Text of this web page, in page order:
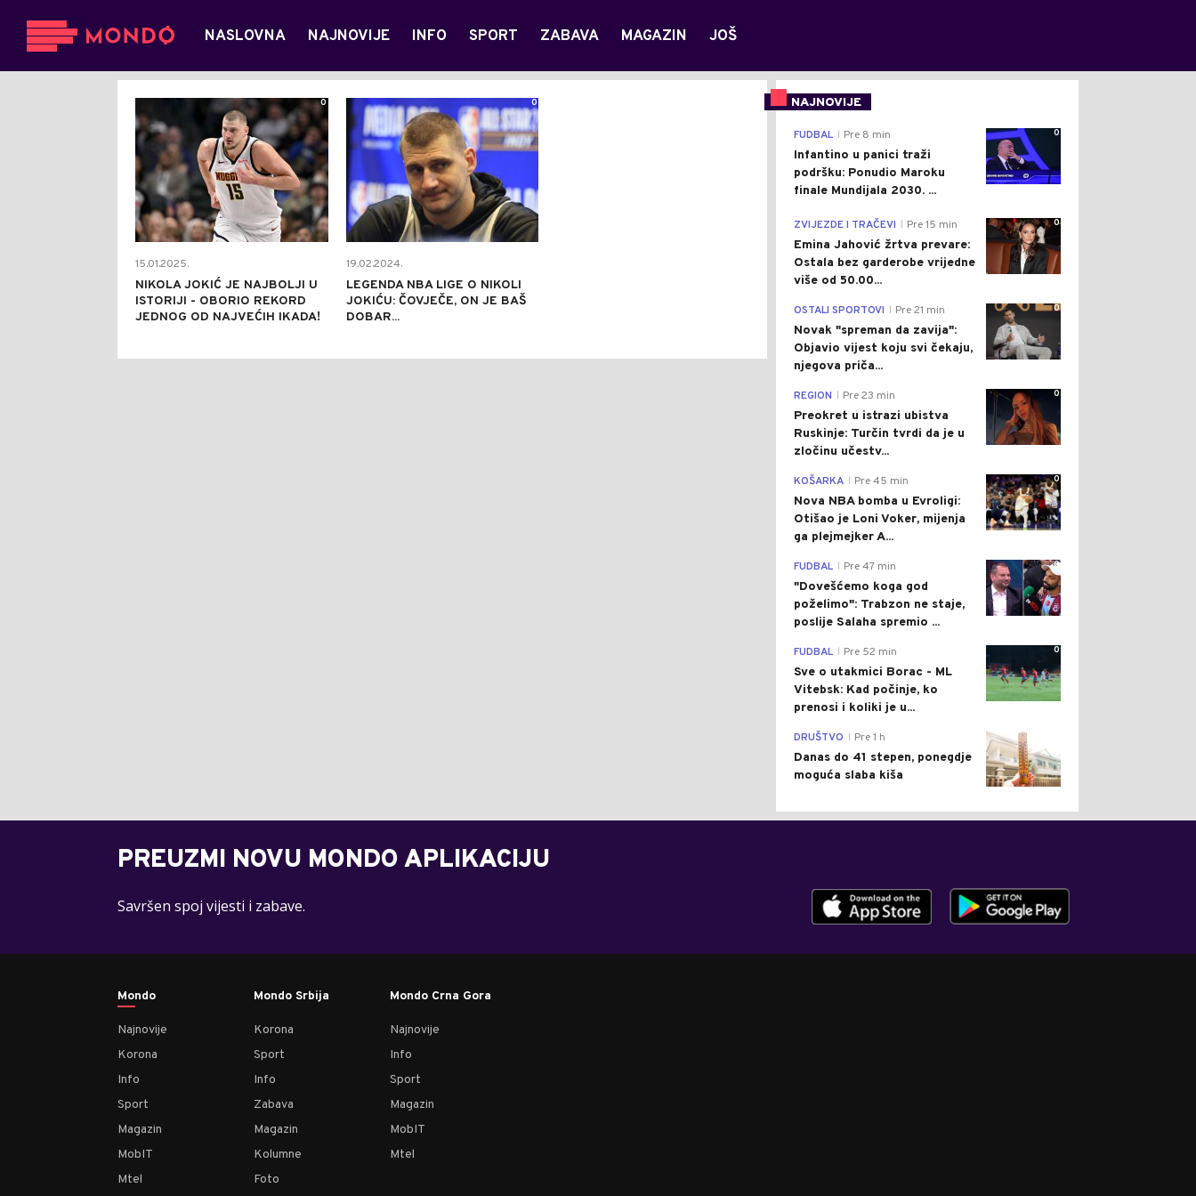
NASLOVNA NAJNOVIJE INFO SPORT ZABAVA MAGAZIN JOŠ
15.01.2025.
NIKOLA JOKIĆ JE NAJBOLJI U
ISTORIJI - OBORIO REKORD
JEDNOG OD NAJVEĆIH IKADA!
0
19.02.2024.
LEGENDA NBA LIGE O NIKOLI
JOKIĆU: ČOVJEČE, ON JE BAŠ
DOBAR...
0 NAJNOVIJE
0
FUDBAL Pre 8 min
Infantino u panici traži
podršku: Ponudio Maroku
finale Mundijala 2030. ...
0
ZVIJEZDE I TRAČEVI Pre 15 min
Emina Jahović žrtva prevare:
Ostala bez garderobe vrijedne
više od 50.00...
0
OSTALI SPORTOVI Pre 21 min
Novak "spreman da zavija":
Objavio vijest koju svi čekaju,
njegova priča...
0
REGION Pre 23 min
Preokret u istrazi ubistva
Ruskinje: Turčin tvrdi da je u
zločinu učestv...
0
KOŠARKA Pre 45 min
Nova NBA bomba u Evroligi:
Otišao je Loni Voker, mijenja
ga plejmejker A...
0
FUDBAL Pre 47 min
"Dovešćemo koga god
poželimo": Trabzon ne staje,
poslije Salaha spremio ...
0
FUDBAL Pre 52 min
Sve o utakmici Borac - ML
Vitebsk: Kad počinje, ko
prenosi i koliki je u...
DRUŠTVO Pre 1 h
Danas do 41 stepen, ponegdje
moguća slaba kiša
PREUZMI NOVU MONDO APLIKACIJU
Savršen spoj vijesti i zabave.
Mondo
Najnovije
Korona
Info
Sport
Magazin
MobIT
Mtel
Mondo Srbija
Korona
Sport
Info
Zabava
Magazin
Kolumne
Foto
Mondo Crna Gora
Najnovije
Info
Sport
Magazin
MobIT
Mtel